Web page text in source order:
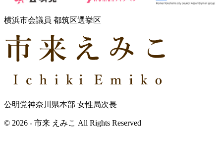
横浜市会議員 都筑区選挙区
公明党神奈川県本部 女性局次長
© 2026 - 市来 えみこ All Rights Reserved